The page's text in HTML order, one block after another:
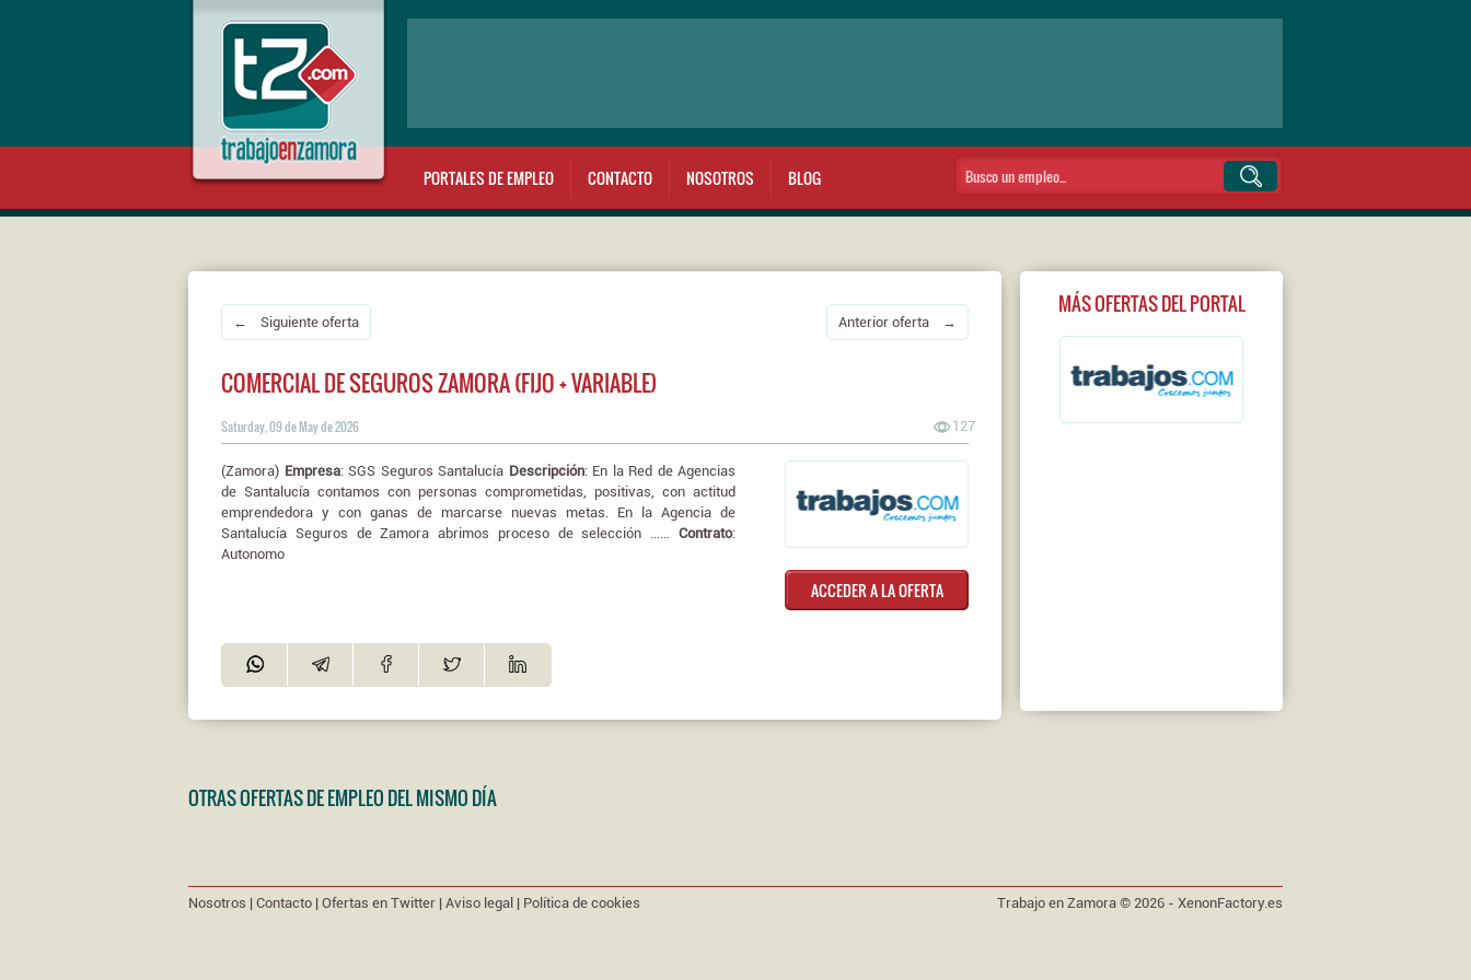
PORTALES DE EMPLEO CONTACTO NOSOTROS BLOG
← Siguiente oferta Anterior oferta →
COMERCIAL DE SEGUROS ZAMORA (FIJO + VARIABLE)
Saturday, 09 de May de 2026 127
(Zamora) Empresa: SGS Seguros Santalucía Descripción: En la Red de Agencias
de Santalucía contamos con personas comprometidas, positivas, con actitud
emprendedora y con ganas de marcarse nuevas metas. En la Agencia de
Santalucía Seguros de Zamora abrimos proceso de selección ...... Contrato:
Autonomo
ACCEDER A LA OFERTA
MÁS OFERTAS DEL PORTAL
OTRAS OFERTAS DE EMPLEO DEL MISMO DÍA
Nosotros | Contacto | Ofertas en Twitter | Aviso legal | Política de cookies Trabajo en Zamora © 2026 - XenonFactory.es